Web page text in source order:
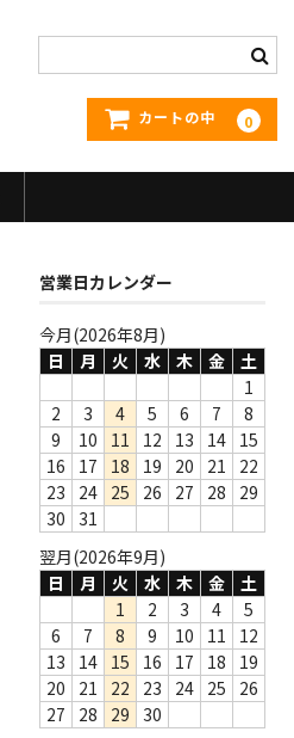
カートの中 0
営業日カレンダー
今月(2026年8月)
日
月 火 水 木 金
土
1
2
3 4 5 6 7
8
9
10 11 12 13 14 15
16
17 18 19 20 21
22
23
24 25 26 27 28
29
30
31
翌月(2026年9月)
日
月 火 水 木 金
土
1
2 3 4
5
6
7 8 9 10 11
12
13
14 15 16 17 18
19
20
21 22 23 24 25
26
27
28 29
30